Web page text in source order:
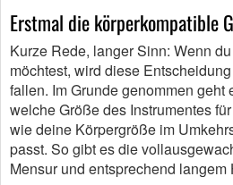
Erstmal die körperkompatible
Kurze Rede, langer Sinn: Wenn
möchtest, wird diese
fallen. Im Grunde genommen geht
welche Größe des Instrumentes
wie deine Körpergröße im
passt. So gibt es die
Mensur und entsprechend langem